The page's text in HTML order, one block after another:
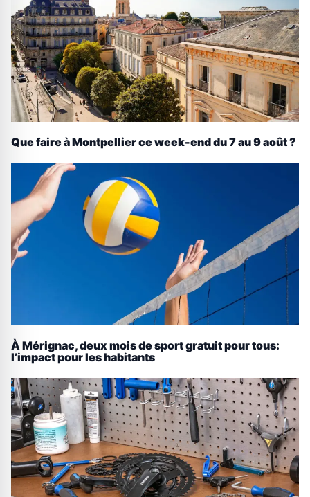
Que faire à Montpellier ce week-end du 7 au 9 août ?
À Mérignac, deux mois de sport gratuit pour tous:
l’impact pour les habitants